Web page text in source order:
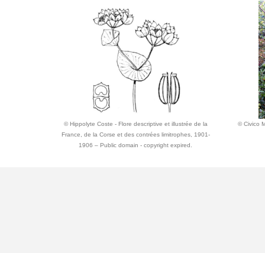
© Hippolyte Coste - Flore descriptive et illustrée de la
France, de la Corse et des contrées limitrophes, 1901-
1906 – Public domain - copyright expired.
© Civico